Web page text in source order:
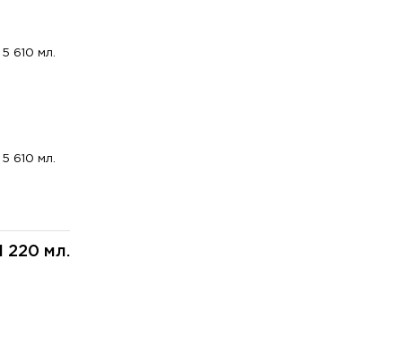
5 610 мл.
5 610 мл.
220 мл.